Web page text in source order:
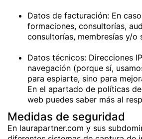
Datos de facturación: En
formaciones, consultorías,
consultorías, membresías y/o
Datos técnicos: Direcciones
navegación (porque sí,
para espiarte, sino para
En el apartado de políticas
web puedes saber más al
Medidas de seguridad
En laurapartner.com y sus